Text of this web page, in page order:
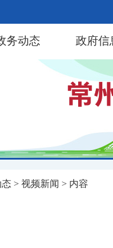
务动态 政府信
态 > 视频新闻 > 内容